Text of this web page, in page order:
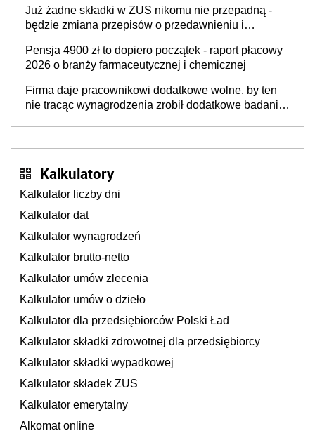
Już żadne składki w ZUS nikomu nie przepadną -
będzie zmiana przepisów o przedawnieniu i
Pensja 4900 zł to dopiero początek - raport płacowy
2026 o branży farmaceutycznej i chemicznej
Firma daje pracownikowi dodatkowe wolne, by ten
nie tracąc wynagrodzenia zrobił dodatkowe badania.
Kalkulatory
Kalkulator liczby dni
Kalkulator dat
Kalkulator wynagrodzeń
Kalkulator brutto-netto
Kalkulator umów zlecenia
Kalkulator umów o dzieło
Kalkulator dla przedsiębiorców Polski Ład
Kalkulator składki zdrowotnej dla przedsiębiorcy
Kalkulator składki wypadkowej
Kalkulator składek ZUS
Kalkulator emerytalny
Alkomat online